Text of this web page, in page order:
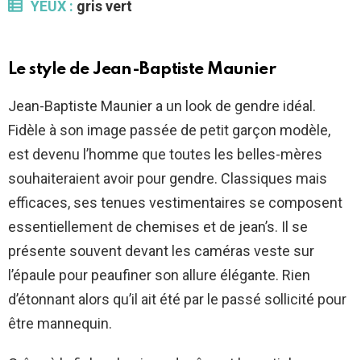
YEUX : gris vert
Le style deJean-Baptiste Maunier
Jean-Baptiste Maunier a un look de gendre idéal.
Fidèle à son image passée de petit garçon modèle,
est devenu l’homme que toutes les belles-mères
souhaiteraient avoir pour gendre. Classiques mais
efficaces, ses tenues vestimentaires se composent
essentiellement de chemises et de jean’s. Il se
présente souvent devant les caméras veste sur
l’épaule pour peaufiner son allure élégante. Rien
d’étonnant alors qu’il ait été par le passé sollicité pour
être mannequin.